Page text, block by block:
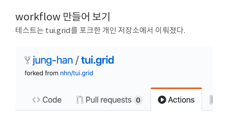
workflow 만들어 보기
테스트는 tui.grid를 포크한 개인 저장소에서 이뤄졌다.